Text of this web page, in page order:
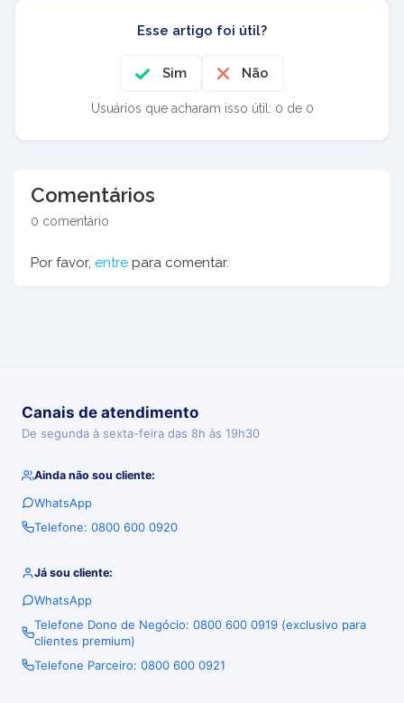
Esse artigo foi útil?
Sim Não
Usuários que acharam isso útil: 0 de 0
Comentários
0 comentário
Por favor, entre para comentar.
Canais de atendimento
De segunda à sexta-feira das 8h às 19h30
Ainda não sou cliente:
WhatsApp
Telefone: 0800 600 0920
Já sou cliente:
WhatsApp
Telefone Dono de Negócio: 0800 600 0919 (exclusivo para
clientes premium)
Telefone Parceiro: 0800 600 0921